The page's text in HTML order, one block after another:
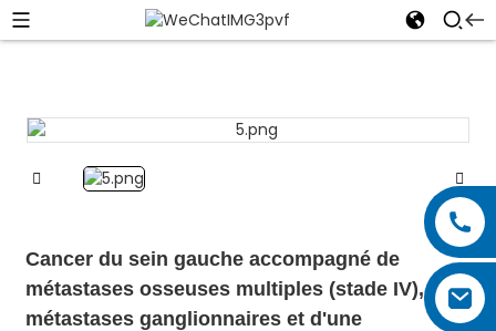
Cancer du sein gauche accompagné de
métastases osseuses multiples (stade IV), de
métastases ganglionnaires et d'une